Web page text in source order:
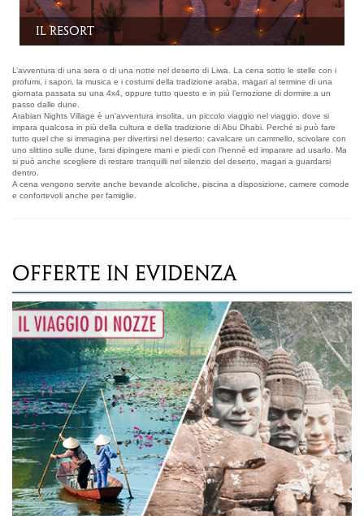
La piscina
L’avventura di una sera o di una notte nel deserto di Liwa. La cena sotto le stelle con i
profumi, i sapori, la musica e i costumi della tradizione araba, magari al termine di una
giornata passata su una 4x4, oppure tutto questo e in più l’emozione di dormire a un
passo dalle dune.
Arabian Nights Village è un’avventura insolita, un piccolo viaggio nel viaggio, dove si
impara qualcosa in più della cultura e della tradizione di Abu Dhabi. Perché si può fare
tutto quel che si immagina per divertirsi nel deserto: cavalcare un cammello, scivolare con
uno slittino sulle dune, farsi dipingere mani e piedi con l’hennè ed imparare ad usarlo. Ma
si può anche scegliere di restare tranquilli nel silenzio del deserto, magari a guardarsi
dentro.
A cena vengono servite anche bevande alcoliche, piscina a disposizione, camere comode
e confortevoli anche per famiglie.
OFFERTE IN EVIDENZA